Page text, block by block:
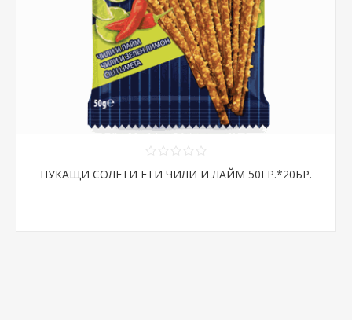
ПУКАЩИ СОЛЕТИ ЕТИ ЧИЛИ И ЛАЙМ 50ГР.*20БР.